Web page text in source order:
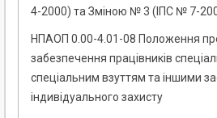
4-2000) та Зміною № 3 (ІПС № 7-
НПАОП 0.00-4.01-08 Положення
забезпечення працівників
спеціальним взуттям та іншими
індивідуального захисту